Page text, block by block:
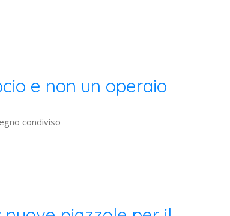
e non un operaio
condiviso